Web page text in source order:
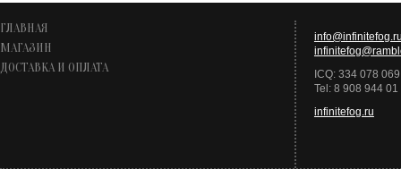
ГЛАВНАЯ
МАГАЗИН
ДОСТАВКА И ОПЛАТА
ICQ: 334 078 069
Tel: 8 908 944 01
infinitefog.ru